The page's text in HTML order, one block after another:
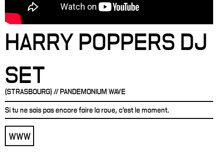
HARRY POPPERS DJ
SET
(STRASBOURG) // PANDEMONIUM WAVE
Si tu ne sais pas encore faire la roue, c’est le moment.
WWW